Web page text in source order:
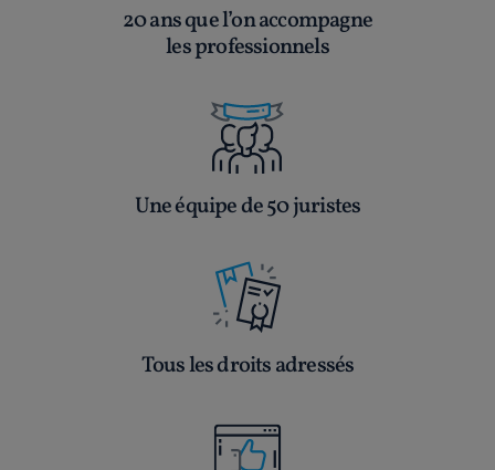
20 ans que l’on accompagne
les professionnels
Une équipe de 50 juristes
Tous les droits adressés